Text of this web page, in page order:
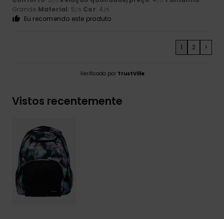
Grande Material: 5/5 Cor: 4 /5
Eu recomendo este produto
1 2 >
Verificado por TrustVille
Vistos recentemente